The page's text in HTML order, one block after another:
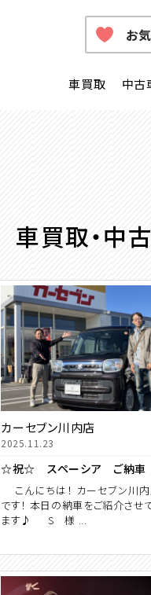
車買取 中古
お
車買取・中
カーセブン川内店
2025.11.23
こんにちは！ カーセブン川
です！ 本日の納車をご紹介させ
ます♪ S 様 ...